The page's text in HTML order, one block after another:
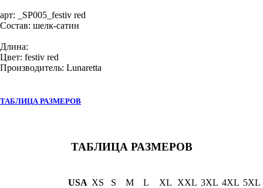
арт:
_SP005_festiv red
Состав: шелк-сатин
Длина:
Цвет: festiv red
Производитель: Lunaretta
ТАБЛИЦА РАЗМЕРОВ
ТАБЛИЦА РАЗМЕРОВ
USA XS S M L XL XXL 3XL 4XL 5XL